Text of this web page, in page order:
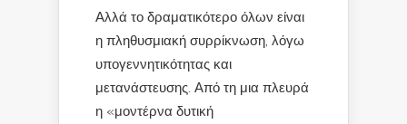
Αλλά το δραματικότερο όλων είναι
η πληθυσμιακή συρρίκνωση, λόγω
υπογεννητικότητας και
μετανάστευσης. Από τη μια πλευρά
η «μοντέρνα δυτική